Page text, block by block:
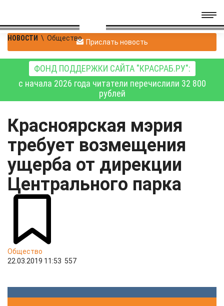
НОВОСТИ \ Общество Прислать новость
ФОНД ПОДДЕРЖКИ САЙТА "КРАСРАБ.РУ":
с начала 2026 года читатели перечислили 32 800
рублей
Красноярская мэрия
требует возмещения
ущерба от дирекции
Центрального парка
Общество
22.03.2019 11:53 557